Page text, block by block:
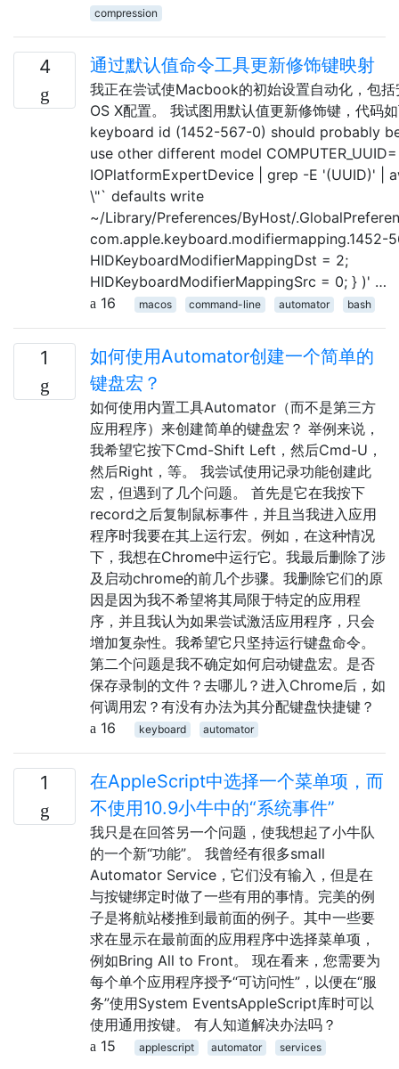
compression
4 通过默认值命令工具更新修饰键映射
我正在尝试使Macbook的初始设置自动化，包
OS X配置。 我试图用默认值更新修饰键，代码
keyboard id (1452-567-0) should probably
use other different model
IOPlatformExpertDevice | grep -E '(UUID)' |
\"` defaults write
~/Library/Preferences/ByHost/
com.apple.keyboard.modifiermapping.1452-
HIDKeyboardModifierMappingDst = 2;
HIDKeyboardModifierMappingSrc = 0; } )' …
16
macos command-line automator bash
1
如何使用Automator创建一个简单的
键盘宏？
如何使用内置工具Automator（而不是第三方
应用程序）来创建简单的键盘宏？ 举例来说，
我希望它按下Cmd-Shift Left，然后Cmd-U，
然后Right，等。 我尝试使用记录功能创建此
宏，但遇到了几个问题。 首先是它在我按下
record之后复制鼠标事件，并且当我进入应用
程序时我要在其上运行宏。例如，在这种情况
下，我想在Chrome中运行它。我最后删除了涉
及启动chrome的前几个步骤。我删除它们的原
因是因为我不希望将其局限于特定的应用程
序，并且我认为如果尝试激活应用程序，只会
增加复杂性。我希望它只坚持运行键盘命令。
第二个问题是我不确定如何启动键盘宏。是否
保存录制的文件？去哪儿？进入Chrome后，如
何调用宏？有没有办法为其分配键盘快捷键？
16
keyboard automator
1
在AppleScript中选择一个菜单项，而
不使用10.9小牛中的“系统事件”
我只是在回答另一个问题，使我想起了小牛队
的一个新“功能”。 我曾经有很多small
Automator Service，它们没有输入，但是在
与按键绑定时做了一些有用的事情。完美的例
子是将航站楼推到最前面的例子。其中一些要
求在显示在最前面的应用程序中选择菜单项，
例如Bring All to Front。 现在看来，您需要为
每个单个应用程序授予“可访问性”，以便在“服
务”使用System EventsAppleScript库时可以
使用通用按键。 有人知道解决办法吗？
15
applescript automator services